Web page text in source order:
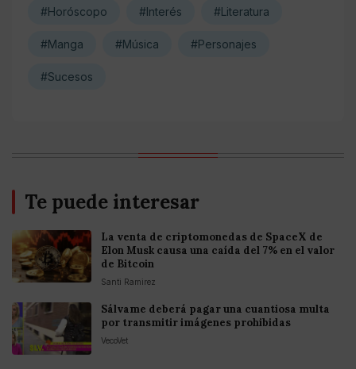
#Horóscopo #Interés #Literatura
#Manga #Música #Personajes
#Sucesos
Te puede interesar
La venta de criptomonedas de SpaceX de
Elon Musk causa una caída del 7% en el valor
de Bitcoin
Santi Ramirez
Sálvame deberá pagar una cuantiosa multa
por transmitir imágenes prohibidas
VecoVet